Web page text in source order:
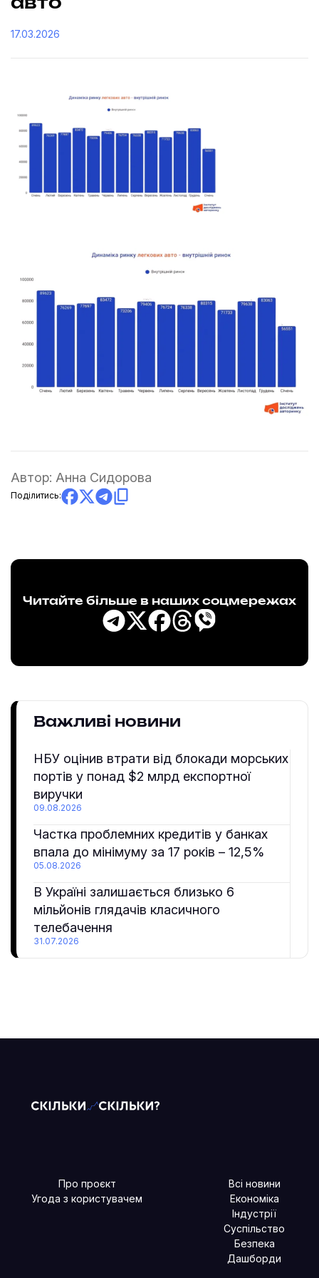
авто
17.03.2026
Автор: Анна Сидорова
Поділитись:
Читайте більше в наших соцмережах
Важливі новини
НБУ оцінив втрати від блокади морських
портів у понад $2 млрд експортної
виручки
09.08.2026
Частка проблемних кредитів у банках
впала до мінімуму за 17 років – 12,5%
05.08.2026
В Україні залишається близько 6
мільйонів глядачів класичного
телебачення
31.07.2026
Про проєкт
Угода з користувачем
Всі новини
Економіка
Індустрії
Суспільство
Безпека
Дашборди